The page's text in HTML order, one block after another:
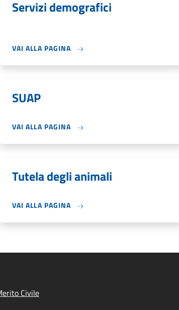
Servizi demografici
VAI ALLA PAGINA
SUAP
VAI ALLA PAGINA
Tutela degli animali
VAI ALLA PAGINA
Civile